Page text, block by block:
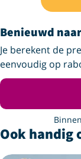
Benieuwd
Je berekent de
eenvoudig op
Ook handig